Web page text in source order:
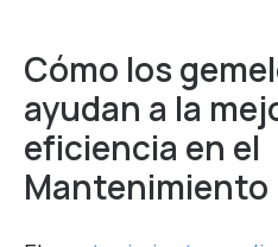
Cómo los
ayudan a la
eficiencia en el
Mantenimiento